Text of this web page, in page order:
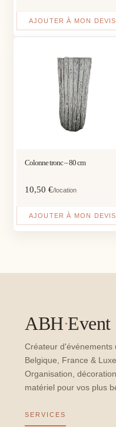
AJOUTER À MON DEVIS
Colonne tronc – 80 cm
10,50€/location
AJOUTER À MON DEVIS
ABH·Event
Créateur d'événements
Belgique, France &
Organisation,
matériel pour vos plus
SERVICES